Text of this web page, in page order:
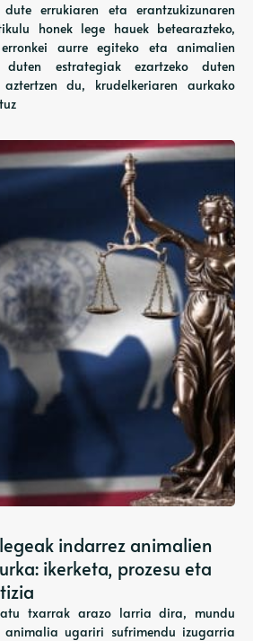
errukiaren eta erantzukizunaren
honek lege hauek betearazteko,
aurre egiteko eta animalien
duten estrategiak ezartzeko duten
du, krudelkeriaren aurkako
indarrez animalien
ikerketa, prozesu eta
txarrak arazo larria dira, mundu
animalia ugariri sufrimendu izugarria